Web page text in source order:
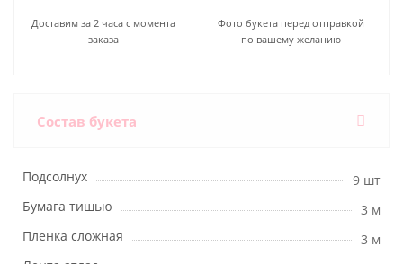
Доставим за 2 часа с момента
заказа
Фото букета перед отправкой
по вашему желанию
Состав букета
Подсолнух
9 шт
Бумага тишью
3 м
Пленка сложная
3 м